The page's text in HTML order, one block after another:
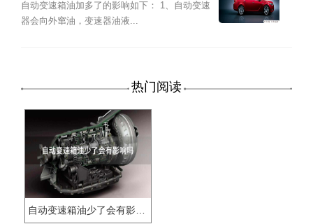
自动变速箱油加多了的影响如下： 1、自动变速
器会向外窜油，变速器油液...
热门阅读